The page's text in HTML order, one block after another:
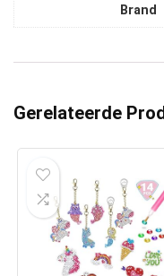
Brand
Gerelateerde